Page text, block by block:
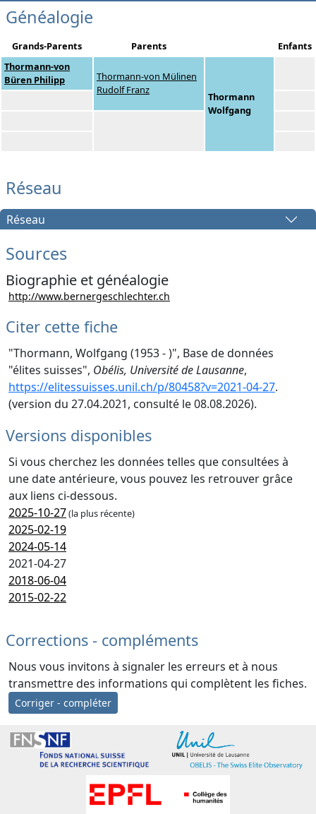
Généalogie
Grands-Parents Parents
Enfants
Thormann-von
Büren Philipp
Thormann-von Mülinen
Rudolf Franz
Thormann
Wolfgang
Réseau
Réseau
Sources
Biographie et généalogie
http://www.bernergeschlechter.ch
Citer cette fiche
"Thormann, Wolfgang (1953 - )", Base de données
"élites suisses", Obélis, Université de Lausanne,
https://elitessuisses.unil.ch/p/80458?v=2021-04-27.
(version du 27.04.2021, consulté le 08.08.2026).
Versions disponibles
Si vous cherchez les données telles que consultées à
une date antérieure, vous pouvez les retrouver grâce
aux liens ci-dessous.
2025-10-27(la plus récente)
2025-02-19
2024-05-14
2021-04-27
2018-06-04
2015-02-22
Corrections - compléments
Nous vous invitons à signaler les erreurs et à nous
transmettre des informations qui complètent les fiches.
Corriger - compléter